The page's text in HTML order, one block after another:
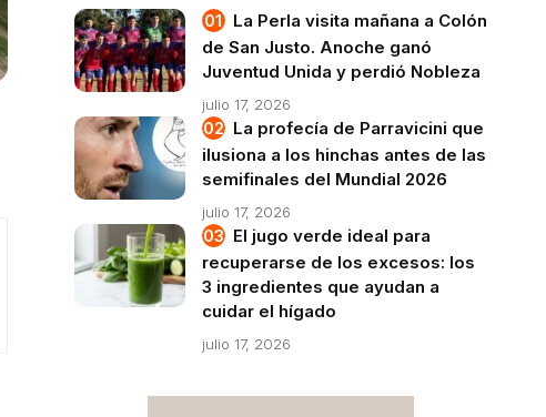
La Perla visita mañana a Colón
de San Justo. Anoche ganó
Juventud Unida y perdió Nobleza
julio 17, 2026
La profecía de Parravicini que
ilusiona a los hinchas antes de las
semifinales del Mundial 2026
julio 17, 2026
El jugo verde ideal para
recuperarse de los excesos: los
3 ingredientes que ayudan a
cuidar el hígado
julio 17, 2026